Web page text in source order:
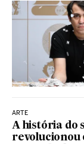
ARTE
A história do
revolucionou